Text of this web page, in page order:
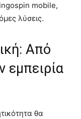
mobile,
λύσεις.
Από
εμπειρία
θα